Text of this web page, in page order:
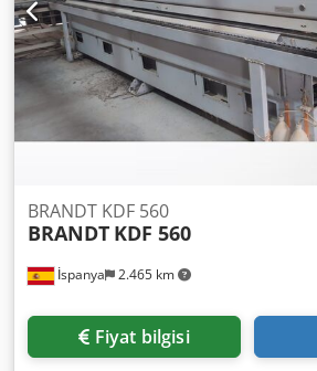
İspanya 2.465 km
BRANDT KDF 560
BRANDT KDF 560
Fiyat bilgisi